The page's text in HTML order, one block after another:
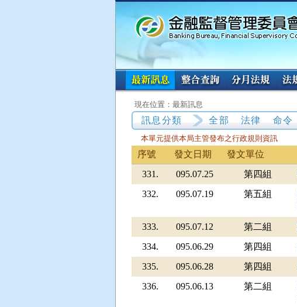
:::
現在位置：最新訊息
訊息分類 全部 法律 命令
本單元提供本局主管發布之行政規則資訊
序號 發文日期 發文單位
331.
095.07.25 第四組
332.
095.07.19 第五組
333.
095.07.12 第二組
334.
095.06.29 第四組
335.
095.06.28 第四組
336.
095.06.13 第二組